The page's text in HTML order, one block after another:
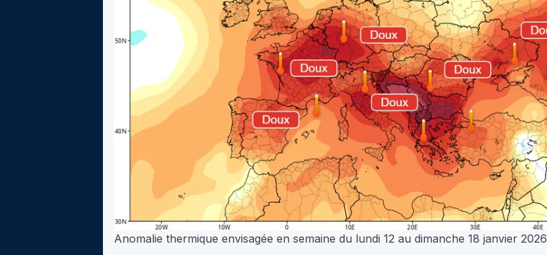
Anomalie thermique envisagée en semaine du lundi 12 au dimanche 18 janvier 2026